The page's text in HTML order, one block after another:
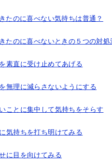
たのに喜べない気持ちは普通？
たのに喜べないときの５つの対処
素直に受け止めてあげる
無理に減らさないようにする
ことに集中して気持ちをそらす
気持ちを打ち明けてみる
に目を向けてみる